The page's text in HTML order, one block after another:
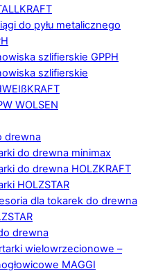
do pyłu metalicznego
szlifierskie GPPH
szlifierskie
WOLSEN
drewna
do drewna minimax
do drewna HOLZKRAFT
HOLZSTAR
dla tokarek do drewna
drewna
wielowrzecionowe –
MAGGI